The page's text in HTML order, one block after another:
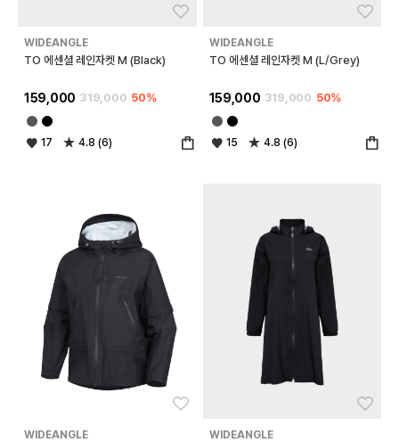
WIDEANGLE
TO 에센셜 레인자켓 M (Black)
159,000 319,000 50%
17 4.8 (6)
WIDEANGLE
TO 에센셜 레인자켓 M (L/Grey)
159,000 319,000 50%
15 4.8 (6)
WIDEANGLE WIDEANGLE